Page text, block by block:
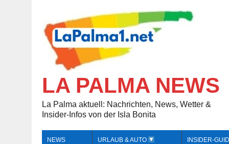
LA PALMA NEWS
La Palma aktuell: Nachrichten, News, Wetter &
Insider-Infos von der Isla Bonita
NEWS URLAUB & AUTO INSIDER-